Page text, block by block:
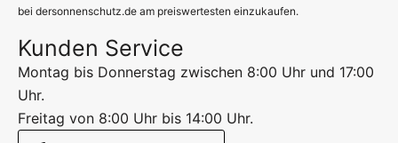
bei dersonnenschutz.de am preiswertesten einzukaufen.
Kunden Service
Montag bis Donnerstag zwischen 8:00 Uhr und 17:00
Uhr.
Freitag von 8:00 Uhr bis 14:00 Uhr.